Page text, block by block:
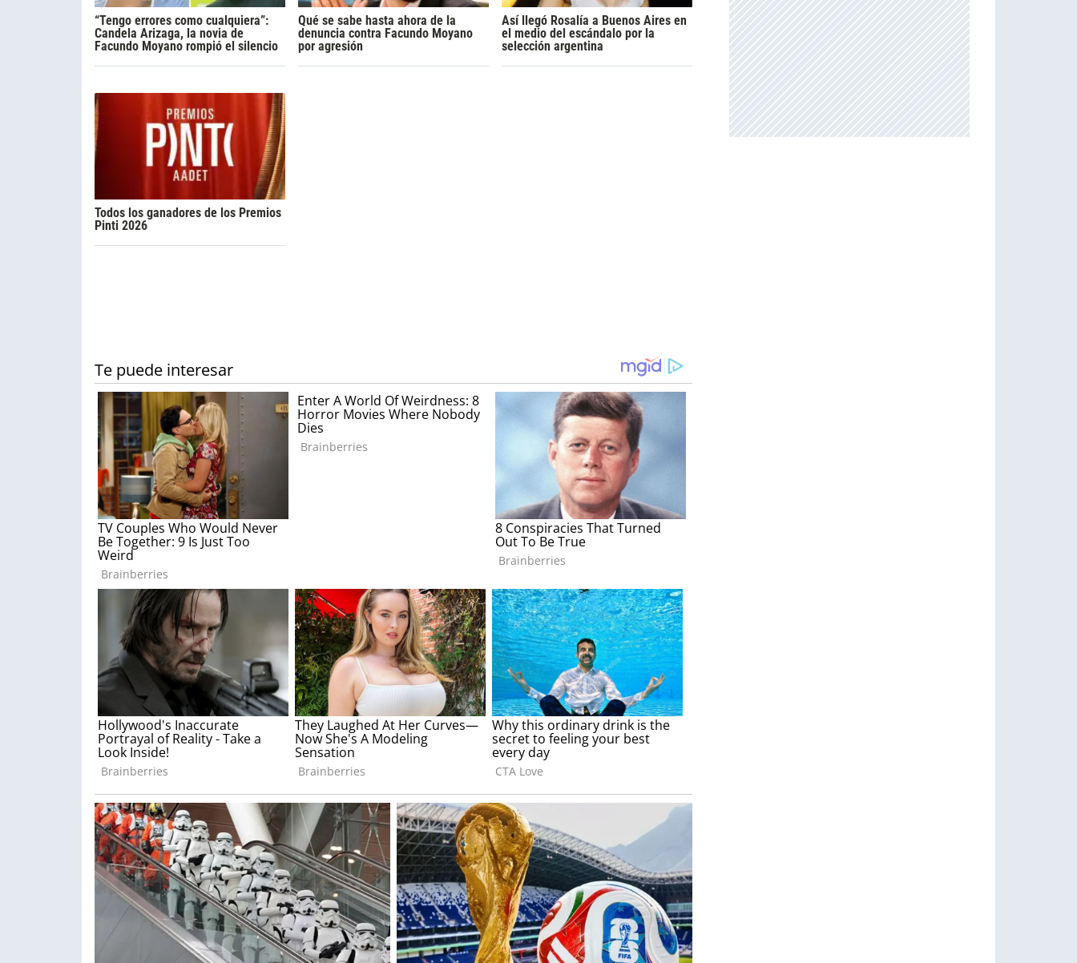
“Tengo errores como cualquiera”:
Candela Arizaga, la novia de
Facundo Moyano rompió el silencio
Qué se sabe hasta ahora de la
denuncia contra Facundo Moyano
por agresión
Así llegó Rosalía a Buenos Aires en
el medio del escándalo por la
selección argentina
Todos los ganadores de los Premios
Pinti 2026